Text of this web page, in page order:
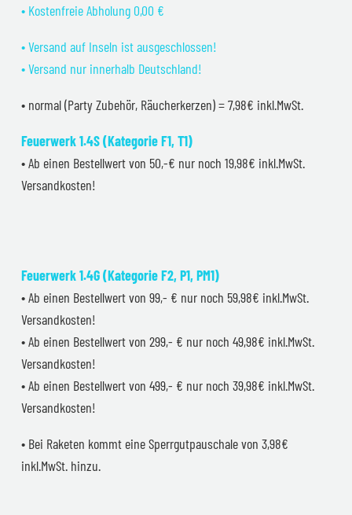
• Kostenfreie Abholung 0,00 €
• Versand auf Inseln ist ausgeschlossen!
• Versand nur innerhalb Deutschland!
• normal (Party Zubehör, Räucherkerzen) = 7,98€ inkl.MwSt.
Feuerwerk 1.4S (Kategorie F1, T1)
• Ab einen Bestellwert von 50,-€ nur noch 19,98€ inkl.MwSt.
Versandkosten!
Feuerwerk 1.4G (Kategorie F2, P1, PM1)
• Ab einen Bestellwert von 99,- € nur noch 59,98€ inkl.MwSt.
Versandkosten!
• Ab einen Bestellwert von 299,- € nur noch 49,98€ inkl.MwSt.
Versandkosten!
• Ab einen Bestellwert von 499,- € nur noch 39,98€ inkl.MwSt.
Versandkosten!
• Bei Raketen kommt eine Sperrgutpauschale von 3,98€
inkl.MwSt. hinzu.